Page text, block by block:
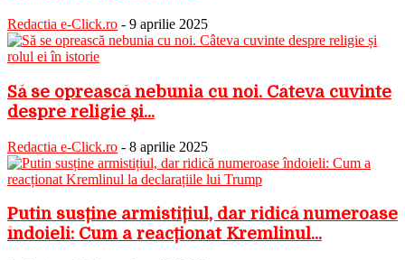
Redactia e-Click.ro - 9 aprilie 2025
Să se oprească nebunia cu noi. Câteva cuvinte
despre religie și...
Redactia e-Click.ro - 8 aprilie 2025
Putin susține armistițiul, dar ridică numeroase
îndoieli: Cum a reacționat Kremlinul...